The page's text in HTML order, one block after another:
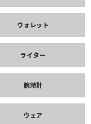
ウォレット
ライター
腕時計
ウェア